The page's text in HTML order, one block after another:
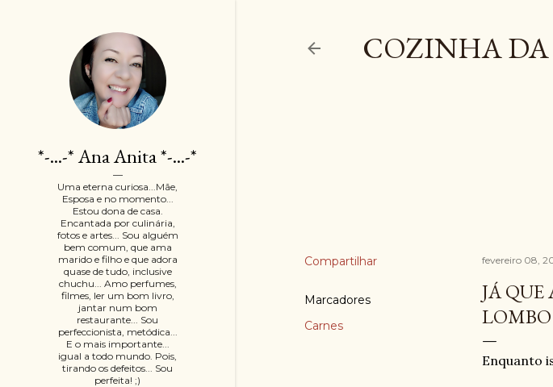
COZINHA
Compartilhar
Marcadores
Carnes
fevereiro 08,
JÁ
Enquanto
*-...-* Ana Anita *-...-*
Uma eterna curiosa...Mãe,
Esposa e no momento...
Estou dona de casa.
Encantada por culinária,
fotos e artes... Sou alguém
bem comum, que ama
marido e filho e que adora
quase de tudo, inclusive
chuchu... Amo perfumes,
filmes, ler um bom livro,
jantar num bom
restaurante... Sou
perfeccionista, metódica...
E o mais importante...
igual a todo mundo. Pois,
tirando os defeitos... Sou
perfeita! ;)